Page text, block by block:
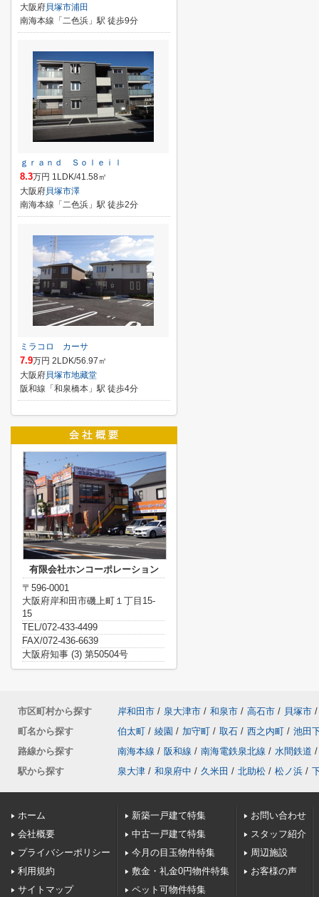
大阪府貝塚市浦田
南海本線「二色浜」駅 徒歩9分
ｇｒａｎｄ Ｓｏｌｅｉｌ
8.3万円 1LDK/41.58㎡
大阪府貝塚市澤
南海本線「二色浜」駅 徒歩2分
ミラコロ カーサ
7.9万円 2LDK/56.97㎡
大阪府貝塚市地藏堂
阪和線「和泉橋本」駅 徒歩4分
有限会社ホンコーポレーション
〒596-0001
大阪府岸和田市磯上町１丁目15-
15
TEL/072-433-4499
FAX/072-436-6639
大阪府知事 (3) 第50504号
市区町村から探す 岸和田市 / 泉大津市 / 和泉市 / 高石市 / 貝塚市 /
町名から探す
伯太町 / 綾園 / 加守町 / 取石 / 西之内町 / 池田
路線から探す
南海本線 / 阪和線 / 南海電鉄泉北線 / 水間鉄道 /
駅から探す
泉大津 / 和泉府中 / 久米田 / 北助松 / 松ノ浜 /
ホーム
会社概要
プライバシーポリシー
利用規約
サイトマップ
新築一戸建て特集
中古一戸建て特集
今月の目玉物件特集
敷金・礼金0円物件特集
ペット可物件特集
お問い合わせ
スタッフ紹介
周辺施設
お客様の声